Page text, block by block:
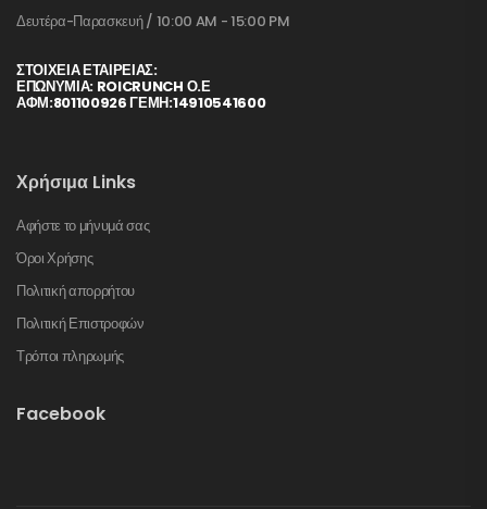
Δευτέρα-Παρασκευή / 10:00 AM - 15:00 PM
ΣΤΟΙΧΕΊΑ ΕΤΑΙΡΕΊΑΣ:
ΕΠΩΝΥΜΙΑ: ROICRUNCH Ο.Ε
ΑΦΜ:801100926 ΓΕΜΗ:14910541600
Χρήσιμα Links
Αφήστε το μήνυμά σας
Όροι Χρήσης
Πολιτική απορρήτου
Πολιτική Επιστροφών
Τρόποι πληρωμής
Facebook